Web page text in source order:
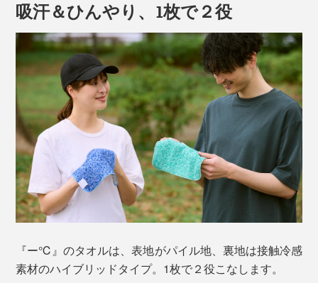
吸汗＆ひんやり、1枚で２役
『ー℃』のタオルは、表地がパイル地、裏地は接触冷感
素材のハイブリッドタイプ。1枚で２役こなします。